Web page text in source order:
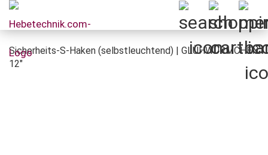
Sicherheits-S-Haken (selbstleuchtend) | GLÜHWÜRMCHEN
12"